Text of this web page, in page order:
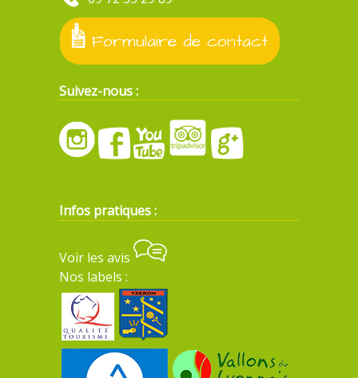
Formulaire de contact
Suivez-nous :
Infos pratiques :
Voir les avis
Nos labels :